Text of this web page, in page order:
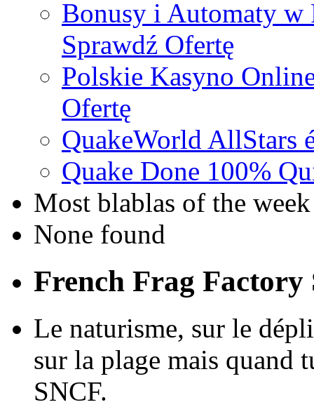
Bonusy i Automaty w
Sprawdź Ofertę
Polskie Kasyno
Ofertę
QuakeWorld AllStars
Quake Done 100%
Most blablas of the week
None found
French Frag Factory
Le naturisme, sur le
sur la plage mais quand
SNCF.